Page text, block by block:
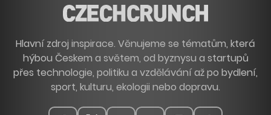
Hlavní zdroj inspirace. Věnujeme se tématům, která
hýbou Českem a světem, od byznysu a startupů
přes technologie, politiku a vzdělávání až po bydlení,
sport, kulturu, ekologii nebo dopravu.